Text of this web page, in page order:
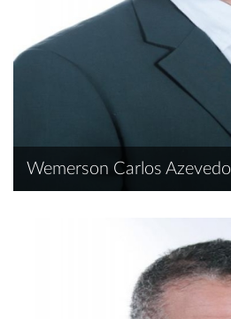
Wemerson Carlos Azevedo